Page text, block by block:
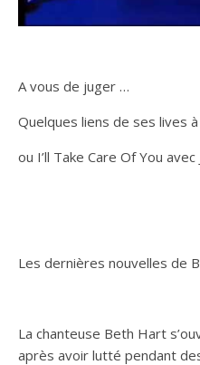
A vous de juger …
Quelques liens de ses lives
ou I’ll Take Care Of You
Les dernières nouvelles de
La chanteuse Beth Hart
après avoir lutté pendant